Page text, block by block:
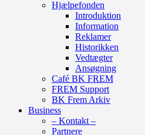
Hjælpefonden
Introduktion
Information
Reklamer
Historikken
Vedtægter
Ansøgning
Café BK FREM
FREM Support
BK Frem Arkiv
Business
– Kontakt –
Partnere